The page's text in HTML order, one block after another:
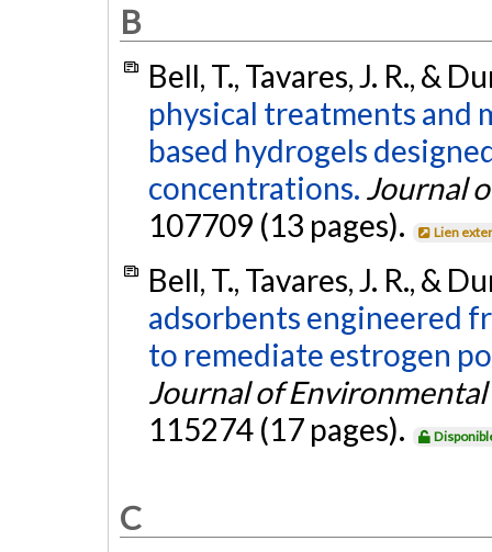
B
Bell, T., Tavares, J. R., &
physical treatments and
based hydrogels
concentrations. Journal
107709 (13 pages).
Lien
Bell, T., Tavares, J. R., &
adsorbents engineered
to remediate estrogen
Journal of
115274 (17 pages).
C